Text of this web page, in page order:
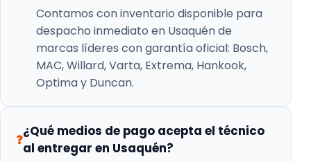
Contamos con inventario disponible para
despacho inmediato en Usaquén de
marcas líderes con garantía oficial: Bosch,
MAC, Willard, Varta, Extrema, Hankook,
Optima y Duncan.
❓
¿Qué medios de pago acepta el técnico
al entregar en Usaquén?